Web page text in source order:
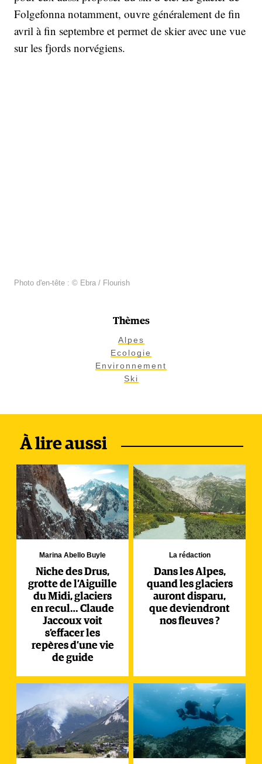
Folgefonna notamment, ouvre généralement de fin
avril à fin septembre et permet de skier avec une vue
sur les fjords norvégiens.
Photo d'en-tête : © Ebra / Flourish
Thèmes
Alpes
Ecologie
Environnement
Ski
À lire aussi
Marina Abello Buyle
Niche des Drus,
grotte de l’Aiguille
du Midi, glaciers
en recul… Claude
Jaccoux voit
s’effacer les
repères d’une vie
de guide
La rédaction
Dans les Alpes,
quand les glaciers
auront disparu,
que deviendront
nos fleuves ?